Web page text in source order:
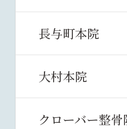
長与町本院
大村本院
クローバー整骨